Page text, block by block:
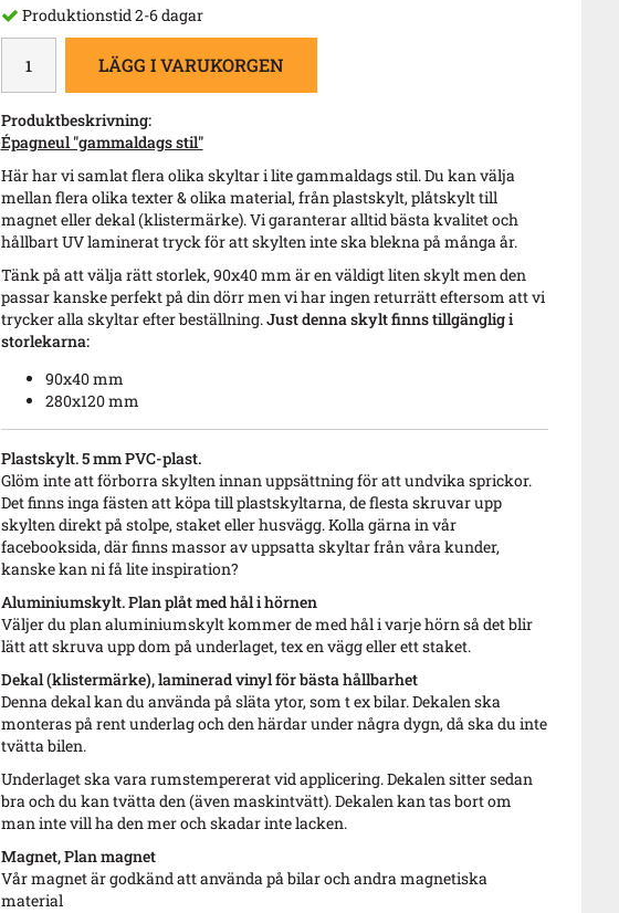
Produktionstid 2-6 dagar
LÄGG I VARUKORGEN
Produktbeskrivning:
Épagneul "gammaldags stil"
Här har vi samlat flera olika skyltar i lite gammaldags stil. Du kan välja
mellan flera olika texter & olika material, från plastskylt, plåtskylt till
magnet eller dekal (klistermärke). Vi garanterar alltid bästa kvalitet och
hållbart UV laminerat tryck för att skylten inte ska blekna på många år.
Tänk på att välja rätt storlek, 90x40 mm är en väldigt liten skylt men den
passar kanske perfekt på din dörr men vi har ingen returrätt eftersom att vi
trycker alla skyltar efter beställning.Just denna skylt finns tillgänglig i
storlekarna:
90x40 mm
280x120 mm
Plastskylt. 5 mm PVC-plast.
Glöm inte att förborra skylten innan uppsättning för att undvika sprickor.
Det finns inga fästen att köpa till plastskyltarna, de flesta skruvar upp
skylten direkt på stolpe, staket eller husvägg. Kolla gärna in vår
facebooksida, där finns massor av uppsatta skyltar från våra kunder,
kanske kan ni få lite inspiration?
Aluminiumskylt. Plan plåt med hål i hörnen
Väljer du plan aluminiumskylt kommer de med hål i varje hörn så det blir
lätt att skruva upp dom på underlaget, tex en vägg eller ett staket.
Dekal (klistermärke), laminerad vinyl för bästa hållbarhet
Denna dekal kan du använda på släta ytor, som t ex bilar. Dekalen ska
monteras på rent underlag och den härdar under några dygn, då ska du inte
tvätta bilen.
Underlaget ska vara rumstempererat vid applicering. Dekalen sitter sedan
bra och du kan tvätta den (även maskintvätt). Dekalen kan tas bort om
man inte vill ha den mer och skadar inte lacken.
Magnet, Plan magnet
Vår magnet är godkänd att använda på bilar och andra magnetiska
material